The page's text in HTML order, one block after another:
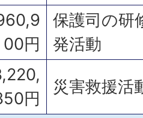
00円
保護司の研
発活動
円
災害救援活